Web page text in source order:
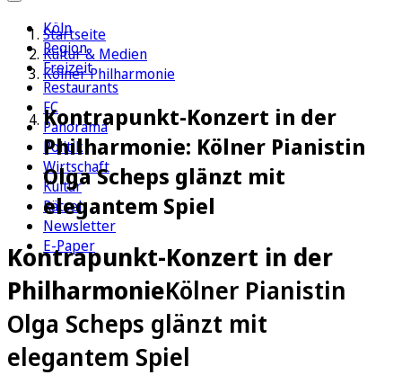
Köln
Region
Freizeit
Restaurants
FC
Panorama
Politik
Wirtschaft
Kultur
Rätsel
Newsletter
E-Paper
Startseite
Kultur & Medien
Kölner Philharmonie
Kontrapunkt-Konzert in der
Philharmonie: Kölner Pianistin
Olga Scheps glänzt mit
elegantem Spiel
Kontrapunkt-Konzert in der
PhilharmonieKölner Pianistin
Olga Scheps glänzt mit
elegantem Spiel